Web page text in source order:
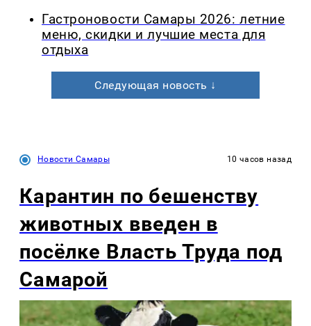
Гастроновости Самары 2026: летние
меню, скидки и лучшие места для
отдыха
Следующая новость ↓
Новости Самары 10 часов назад
Карантин по бешенству
животных введен в
посёлке Власть Труда под
Самарой